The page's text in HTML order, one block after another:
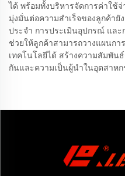
ได้ พร้อมทั้งบริหารจัดการค่าใช้
มุ่งมั่นต่อความสำเร็จของลูกค้า
ประจำ การประเมินอุปกรณ์ และ
ช่วยให้ลูกค้าสามารถวางแผนก
เทคโนโลยีได้ สร้างความสัมพัน
กันและความเป็นผู้นำในอุตสาหก